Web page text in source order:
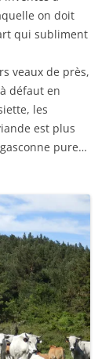
on doit
qui subliment
veaux de près,
défaut en
les
est plus
pure…